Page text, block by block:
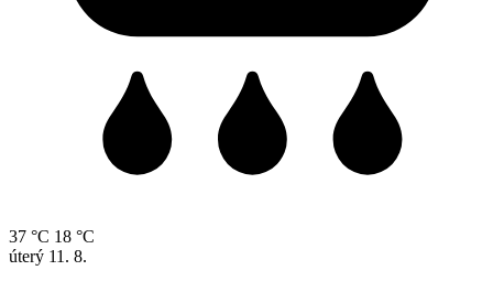
37 °C 18 °C
úterý 11. 8.